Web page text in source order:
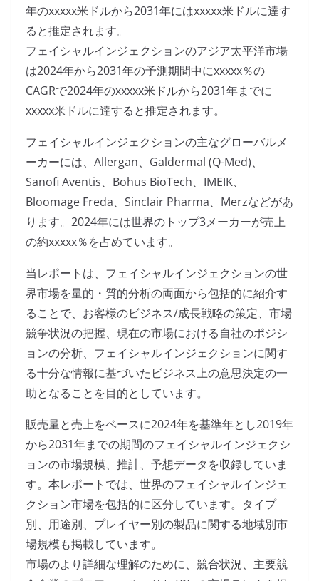
年のxxxxx米ドルから2031年にはxxxxx米ドルに達す
ると推定されます。
フェイシャルインジェクションのアジア太平洋市場
は2024年から2031年の予測期間中にxxxxx％の
CAGRで2024年のxxxxx米ドルから2031年までに
xxxxx米ドルに達すると推定されます。
フェイシャルインジェクションの主なグローバルメ
ーカーには、Allergan、Galdermal (Q-Med)、
Sanofi Aventis、Bohus BioTech、IMEIK、
Bloomage Freda、Sinclair Pharma、Merzなどがあ
ります。2024年には世界のトップ3メーカーが売上
の約xxxxx％を占めています。
当レポートは、フェイシャルインジェクションの世
界市場を量的・質的分析の両面から包括的に紹介す
ることで、お客様のビジネス/成長戦略の策定、市場
競争状況の把握、現在の市場における自社のポジシ
ョンの分析、フェイシャルインジェクションに関す
る十分な情報に基づいたビジネス上の意思決定の一
助となることを目的としています。
販売量と売上をベースに2024年を基準年とし2019年
から2031年までの期間のフェイシャルインジェクシ
ョンの市場規模、推計、予想データを収録していま
す。本レポートでは、世界のフェイシャルインジェ
クション市場を包括的に区分しています。タイプ
別、用途別、プレイヤー別の製品に関する地域別市
場規模も掲載しています。
市場のより詳細な理解のために、競合状況、主要競